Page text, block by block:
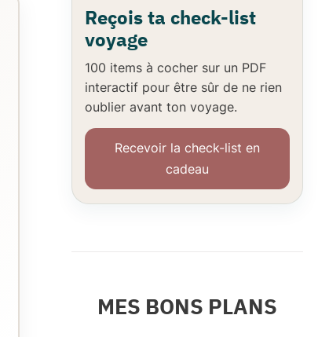
Reçois ta check-list
voyage
100 items à cochersur un PDF
interactifpour être sûr de ne rien
oublieravant ton voyage.
Recevoir la check-list en
cadeau
MES BONS PLANS